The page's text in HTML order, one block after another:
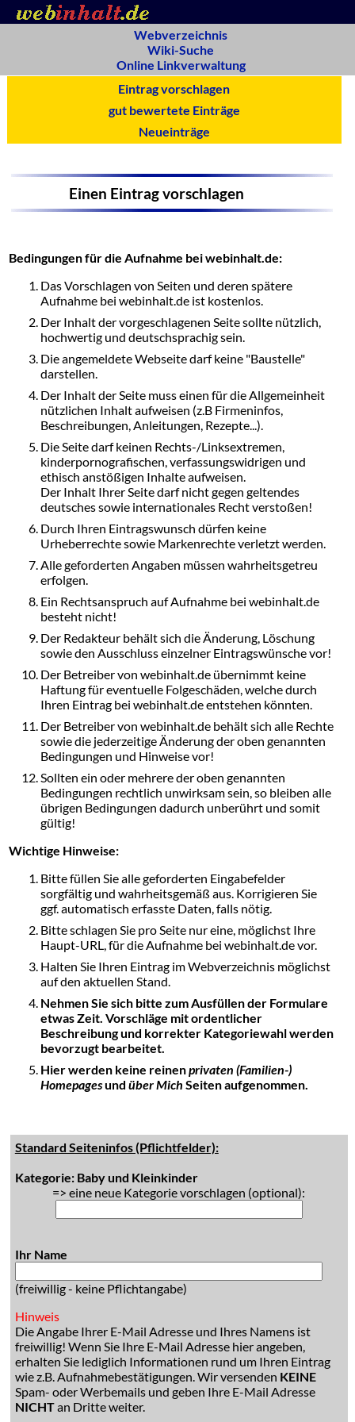
Webverzeichnis
Wiki-Suche
Online Linkverwaltung
Eintrag vorschlagen
gut bewertete Einträge
Neueinträge
Einen Eintrag vorschlagen
Bedingungen für die Aufnahme bei webinhalt.de:
Das Vorschlagen von Seiten und deren spätere
Aufnahme bei webinhalt.de ist kostenlos.
Der Inhalt der vorgeschlagenen Seite sollte nützlich,
hochwertig und deutschsprachig sein.
Die angemeldete Webseite darf keine "Baustelle"
darstellen.
Der Inhalt der Seite muss einen für die Allgemeinheit
nützlichen Inhalt aufweisen (z.B Firmeninfos,
Beschreibungen, Anleitungen, Rezepte...).
Die Seite darf keinen Rechts-/Linksextremen,
kinderpornografischen, verfassungswidrigen und
ethisch anstößigen Inhalte aufweisen.
Der Inhalt Ihrer Seite darf nicht gegen geltendes
deutsches sowie internationales Recht verstoßen!
Durch Ihren Eintragswunsch dürfen keine
Urheberrechte sowie Markenrechte verletzt werden.
Alle geforderten Angaben müssen wahrheitsgetreu
erfolgen.
Ein Rechtsanspruch auf Aufnahme bei webinhalt.de
besteht nicht!
Der Redakteur behält sich die Änderung, Löschung
sowie den Ausschluss einzelner Eintragswünsche vor!
Der Betreiber von webinhalt.de übernimmt keine
Haftung für eventuelle Folgeschäden, welche durch
Ihren Eintrag bei webinhalt.de entstehen könnten.
Der Betreiber von webinhalt.de behält sich alle Rechte
sowie die jederzeitige Änderung der oben genannten
Bedingungen und Hinweise vor!
Sollten ein oder mehrere der oben genannten
Bedingungen rechtlich unwirksam sein, so bleiben alle
übrigen Bedingungen dadurch unberührt und somit
gültig!
Wichtige Hinweise:
Bitte füllen Sie alle geforderten Eingabefelder
sorgfältig und wahrheitsgemäß aus. Korrigieren Sie
ggf. automatisch erfasste Daten, falls nötig.
Bitte schlagen Sie pro Seite nur eine, möglichst Ihre
Haupt-URL, für die Aufnahme bei webinhalt.de vor.
Halten Sie Ihren Eintrag im Webverzeichnis möglichst
auf den aktuellen Stand.
Nehmen Sie sich bitte zum Ausfüllen der Formulare
etwas Zeit. Vorschläge mit ordentlicher
Beschreibung und korrekter Kategoriewahl werden
bevorzugt bearbeitet.
Hier werden keine reinenprivaten (Familien-)
Homepagesund über Mich Seiten aufgenommen.
Standard Seiteninfos (Pflichtfelder):
Kategorie: Baby und Kleinkinder
=> eine neue Kategorie vorschlagen (optional):
Ihr Name
(freiwillig - keine Pflichtangabe)
Hinweis
Die Angabe Ihrer E-Mail Adresse und Ihres Namens ist
freiwillig! Wenn Sie Ihre E-Mail Adresse hier angeben,
erhalten Sie lediglich Informationen rund um Ihren Eintrag
wie z.B. Aufnahmebestätigungen. Wir versenden KEINE
Spam- oder Werbemails und geben Ihre E-Mail Adresse
NICHTan Dritte weiter.